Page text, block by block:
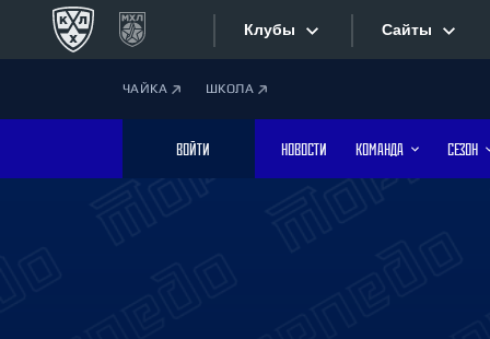
Клубы
Дивизион Боброва
Лада
Сайты
ЧАЙКА ШКОЛА
ВОЙТИ НОВОСТИ КОМАНДА СЕЗОН